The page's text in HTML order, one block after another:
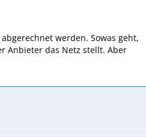
werden. Sowas geht,
Anbieter das Netz stellt. Aber